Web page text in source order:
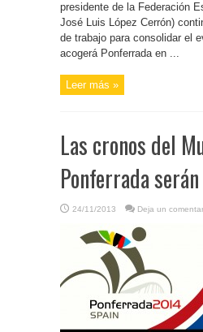
presidente de la Federación
José Luis López Cerrón)
de trabajo para consolidar el
acogerá Ponferrada en ...
Leer más »
Las cronos del
Ponferrada
24/11/2013 Deja un